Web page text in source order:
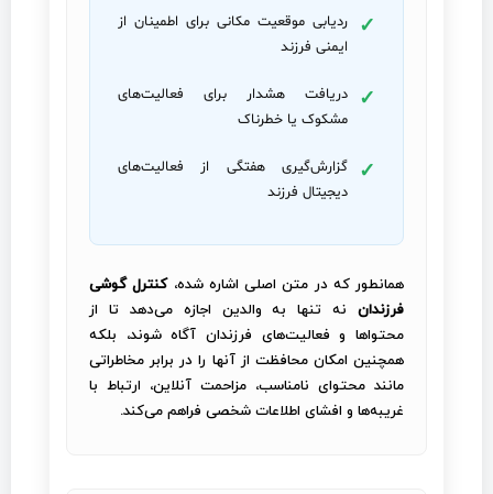
ردیابی موقعیت مکانی برای اطمینان از
ایمنی فرزند
دریافت هشدار برای فعالیت‌های
مشکوک یا خطرناک
گزارش‌گیری هفتگی از فعالیت‌های
دیجیتال فرزند
همانطور که در متن اصلی اشاره شده،کنترل گوشی
فرزندان نه تنها به والدین اجازه می‌دهد تا از
محتواها و فعالیت‌های فرزندان آگاه شوند، بلکه
همچنین امکان محافظت از آنها را در برابر مخاطراتی
مانند محتوای نامناسب، مزاحمت آنلاین، ارتباط با
غریبه‌ها و افشای اطلاعات شخصی فراهم می‌کند.